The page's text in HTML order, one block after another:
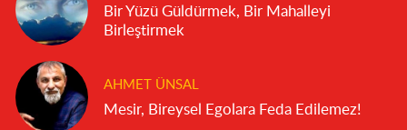
Bir Yüzü Güldürmek, Bir Mahalleyi
Birleştirmek
AHMET ÜNSAL
Mesir, Bireysel Egolara Feda Edilemez!